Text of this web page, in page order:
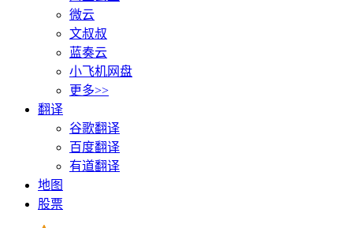
微云
文叔叔
蓝奏云
小飞机网盘
更多>>
翻译
谷歌翻译
百度翻译
有道翻译
地图
股票